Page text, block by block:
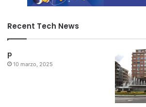
Recent Tech News
p
10 marzo, 2025